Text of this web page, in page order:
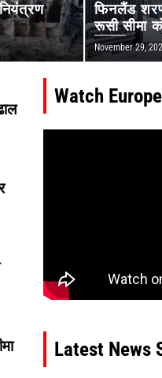
फिनलैंड
रूसी सीमा
November 29,
Watch
Latest News